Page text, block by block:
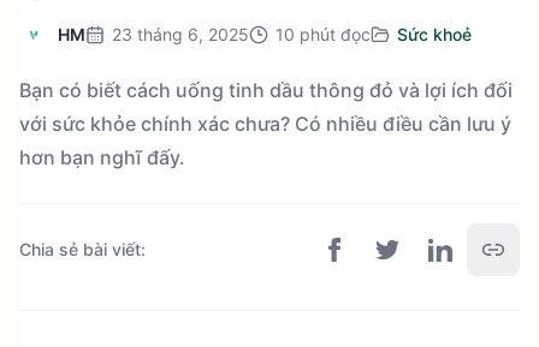
HM 23 tháng 6, 2025 10 phút đọc Sức khoẻ
Bạn có biết cách uống tinh dầu thông đỏ và lợi ích đối
với sức khỏe chính xác chưa? Có nhiều điều cần lưu ý
hơn bạn nghĩ đấy.
Chia sẻ bài viết: